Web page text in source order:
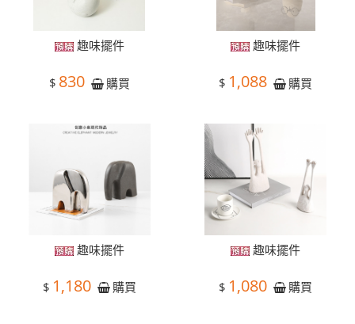
趣味擺件
$ 830 購買
趣味擺件
$ 1,088 購買
趣味擺件
$ 1,180 購買
趣味擺件
$ 1,080 購買